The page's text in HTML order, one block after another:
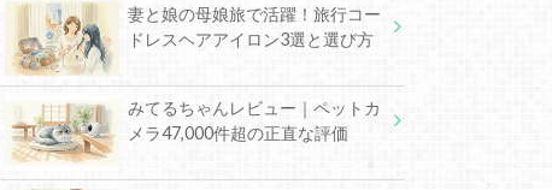
妻と娘の母娘旅で活躍！旅行コー
ドレスヘアアイロン3選と選び方
みてるちゃんレビュー｜ペットカ
メラ47,000件超の正直な評価